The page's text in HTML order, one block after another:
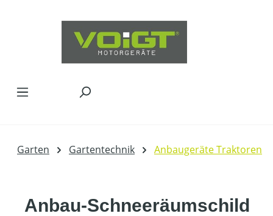
Garten Gartentechnik Anbaugeräte Traktoren
Anbau-Schneeräumschild